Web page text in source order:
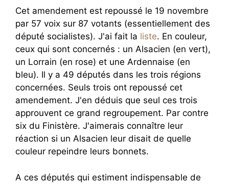
Cet amendement est repoussé le 19 novembre
par 57 voix sur 87 votants (essentiellement des
député socialistes). J'ai fait la liste. En couleur,
ceux qui sont concernés : un Alsacien (en vert),
un Lorrain (en rose) et une Ardennaise (en
bleu). Il y a 49 députés dans les trois régions
concernées. Seuls trois ont repoussé cet
amendement. J'en déduis que seul ces trois
approuvent ce grand regroupement. Par contre
six du Finistère. J'aimerais connaître leur
réaction si un Alsacien leur disait de quelle
couleur repeindre leurs bonnets.
A ces députés qui estiment indispensable de